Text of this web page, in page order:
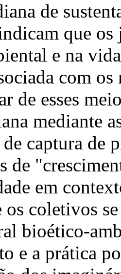
de
que
e na
com
de esses
mediante
captura de
de
em
coletivos
bioético-
e a prática